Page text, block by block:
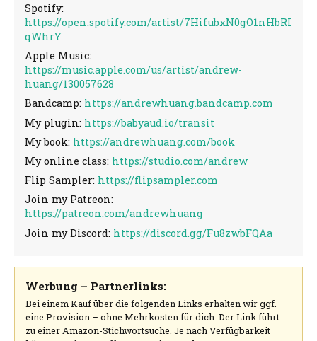
Spotify:
https://open.spotify.com/artist/7HifubxN0gO1nHbRI
qWhrY
Apple Music:
https://music.apple.com/us/artist/andrew-
huang/130057628
Bandcamp: https://andrewhuang.bandcamp.com
My plugin: https://babyaud.io/transit
My book: https://andrewhuang.com/book
My online class: https://studio.com/andrew
Flip Sampler: https://flipsampler.com
Join my Patreon:
https://patreon.com/andrewhuang
Join my Discord: https://discord.gg/Fu8zwbFQAa
Werbung – Partnerlinks:
Bei einem Kauf über die folgenden Links erhalten wir ggf.
eine Provision – ohne Mehrkosten für dich. Der Link führt
zu einer Amazon-Stichwortsuche. Je nach Verfügbarkeit